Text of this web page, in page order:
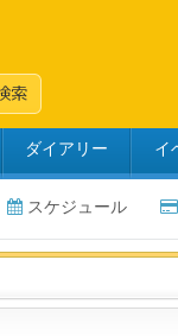
ダイアリー イ
スケジュール